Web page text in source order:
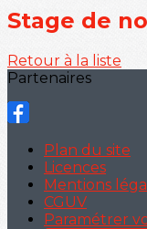
Stage de
Retour à la liste
Partenaires
Plan du site
Licences
Mentions
CGUV
Paramétrer